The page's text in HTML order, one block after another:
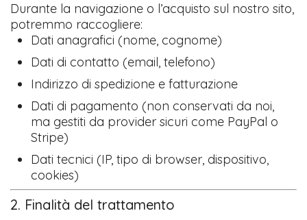
Durante la navigazione o l’acquisto sul nostro sito,
potremmo raccogliere:
Dati anagrafici (nome, cognome)
Dati di contatto (email, telefono)
Indirizzo di spedizione e fatturazione
Dati di pagamento (non conservati da noi,
ma gestiti da provider sicuri come PayPal o
Stripe)
Dati tecnici (IP, tipo di browser, dispositivo,
cookies)
2. Finalità del trattamento